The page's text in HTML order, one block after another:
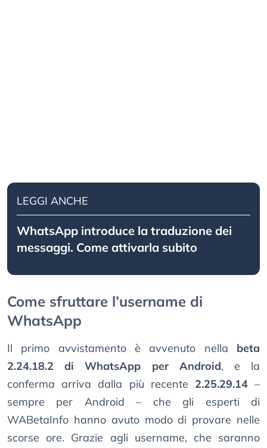
LEGGI ANCHE
WhatsApp introduce la traduzione dei
messaggi. Come attivarla subito
Come sfruttare l’username di
WhatsApp
Il primo avvistamento è avvenuto nella beta
2.24.18.2 di WhatsApp per Android, e la
conferma arriva dalla più recente 2.25.29.14–
sempre per Android – che gli esperti di
WABetaInfo hanno avuto modo di provare nelle
scorse ore. Grazie agli username, che saranno